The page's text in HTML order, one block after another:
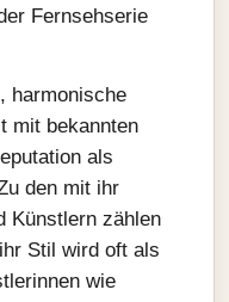
Fernsehserie
harmonische
mit bekannten
als
den mit ihr
Künstlern zählen
Stil wird oft als
wie